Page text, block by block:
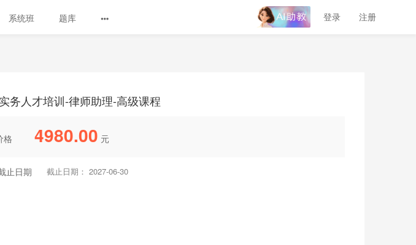
系统班 题库 登录 注册
务人才培训-律师助理-高级课程
格 4980.00 元
止日期 截止日期： 2027-06-30